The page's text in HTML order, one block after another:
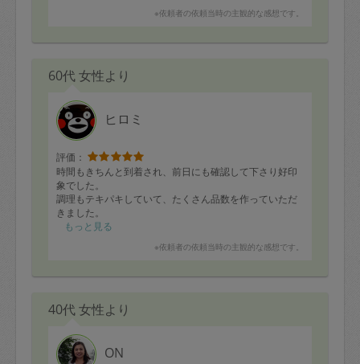
※依頼者の依頼当時の主観的な感想です。
60代 女性より
ヒロミ
評価：
時間もきちんと到着され、前日にも確認して下さり好印
象でした。
調理もテキパキしていて、たくさん品数を作っていただ
きました。
また急なリクエストにも応えて下さり、美味しいお好み
共通の話題があり話が盛り上がってしまうほど、楽しく
健康管理の料理についてお勉強をされているとのこと
・いわしの蒲焼き
・根菜の煮物
もっと見る
※依頼者の依頼当時の主観的な感想です。
40代 女性より
ON